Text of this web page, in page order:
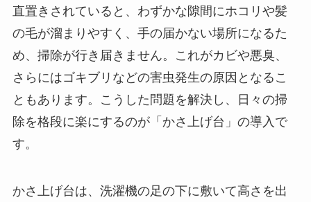
直置きされていると、わずかな隙間にホコリや髪
の毛が溜まりやすく、手の届かない場所になるた
め、掃除が行き届きません。これがカビや悪臭、
さらにはゴキブリなどの害虫発生の原因となるこ
ともあります。こうした問題を解決し、日々の掃
除を格段に楽にするのが「かさ上げ台」の導入で
す。
かさ上げ台は、洗濯機の足の下に敷いて高さを出